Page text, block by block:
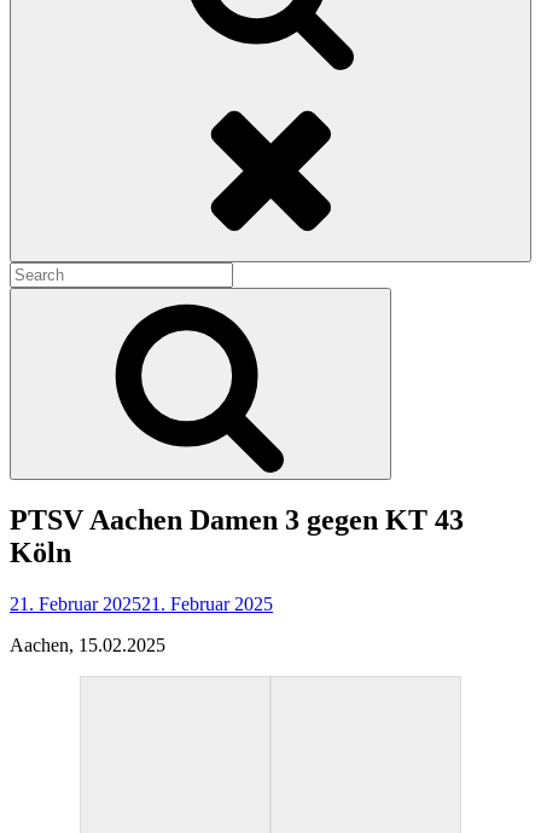
Search
for:
PTSV Aachen Damen 3 gegen KT 43
Köln
21. Februar 202521. Februar 2025
Aachen, 15.02.2025